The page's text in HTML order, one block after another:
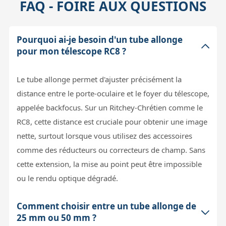
FAQ - FOIRE AUX QUESTIONS
Pourquoi ai-je besoin d'un tube allonge
pour mon télescope RC8 ?
Le tube allonge permet d'ajuster précisément la
distance entre le porte-oculaire et le foyer du télescope,
appelée backfocus. Sur un Ritchey-Chrétien comme le
RC8, cette distance est cruciale pour obtenir une image
nette, surtout lorsque vous utilisez des accessoires
comme des réducteurs ou correcteurs de champ. Sans
cette extension, la mise au point peut être impossible
ou le rendu optique dégradé.
Comment choisir entre un tube allonge de
25 mm ou 50 mm ?